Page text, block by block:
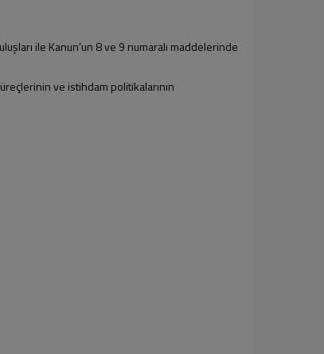
ile Kanun’un 8 ve 9 numaralı maddelerinde
ve istihdam politikalarının